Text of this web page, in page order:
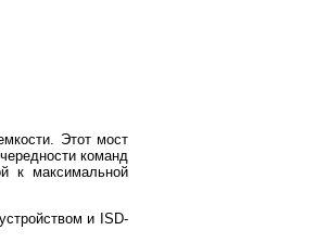
Этот мост
команд
к максимальной
и ISD-